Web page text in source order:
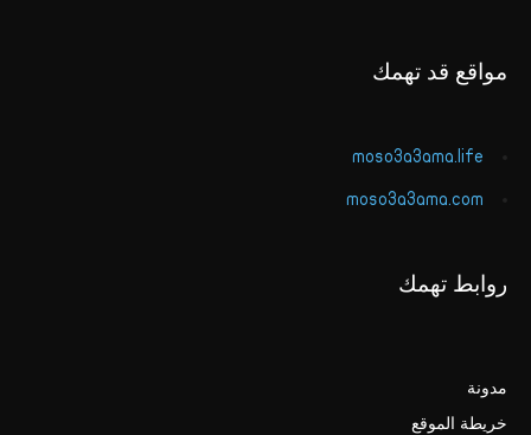
مواقع قد تهمك
moso3a3ama.life
moso3a3ama.com
روابط تهمك
مدونة
خريطة الموقع